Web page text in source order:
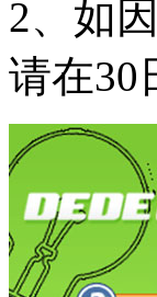
2、如
请在30